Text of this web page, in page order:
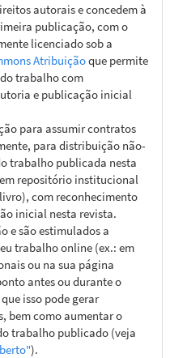
autorais e concedem à
publicação, com o
licenciado sob a
Atribuiçãoque permite
trabalho com
e publicação inicial
para assumir contratos
para distribuição não-
trabalho publicada nesta
repositório institucional
com reconhecimento
inicial nesta revista.
e são estimulados a
trabalho online (ex.: em
ou na sua página
antes ou durante o
isso pode gerar
bem como aumentar o
trabalho publicado (veja
).